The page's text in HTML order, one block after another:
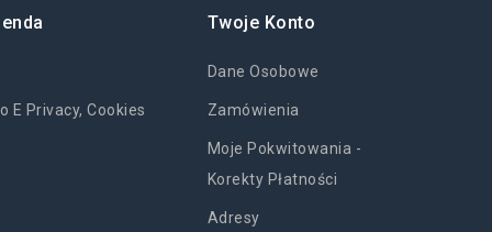
E Privacy, Cookies
Twoje Konto
Dane Osobowe
Zamówienia
Moje Pokwitowania -
Korekty Płatności
Adresy